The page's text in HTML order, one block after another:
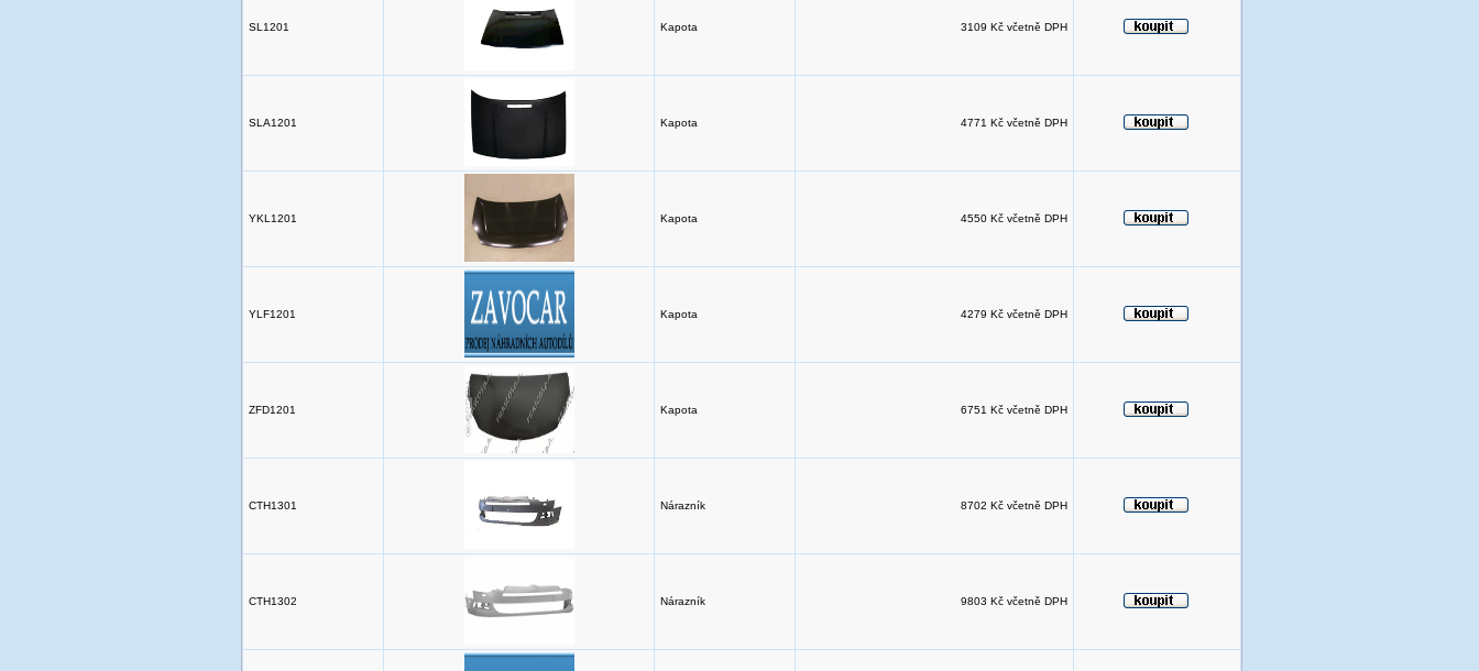
SL1201 Kapota 3109 Kč včetně DPH
SLA1201 Kapota 4771 Kč včetně DPH
YKL1201 Kapota 4550 Kč včetně DPH
YLF1201 Kapota 4279 Kč včetně DPH
ZFD1201 Kapota 6751 Kč včetně DPH
CTH1301 Nárazník 8702 Kč včetně DPH
CTH1302 Nárazník 9803 Kč včetně DPH